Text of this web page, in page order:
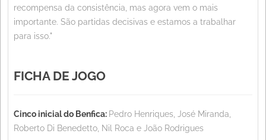
recompensa da consistência, mas agora vem o mais
importante. São partidas decisivas e estamos a trabalhar
para isso."
FICHA DE JOGO
Cinco inicial do Benfica: Pedro Henriques, José Miranda,
Roberto Di Benedetto, Nil Roca e João Rodrigues